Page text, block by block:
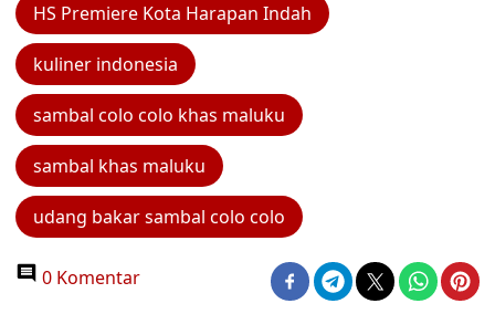
HS Premiere Kota Harapan Indah
kuliner indonesia
sambal colo colo khas maluku
sambal khas maluku
udang bakar sambal colo colo
0 Komentar